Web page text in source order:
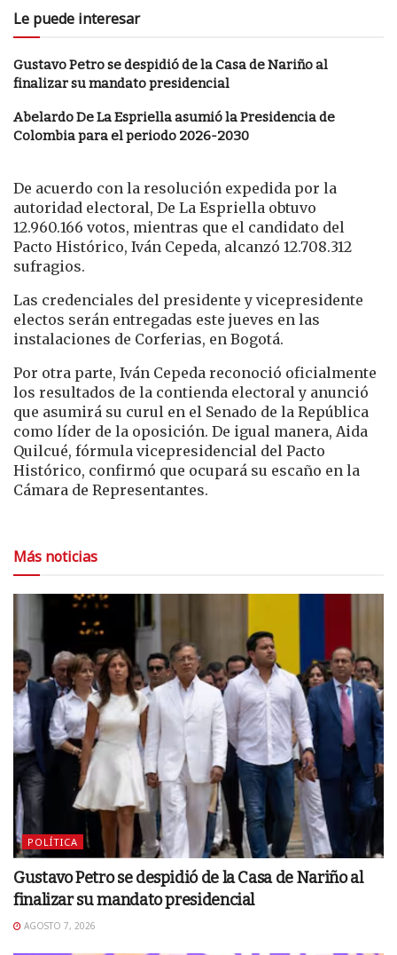
Le puede interesar
Gustavo Petro se despidió de la Casa de Nariño al
finalizar su mandato presidencial
Abelardo De La Espriella asumió la Presidencia de
Colombia para el periodo 2026-2030
De acuerdo con la resolución expedida por la
autoridad electoral, De La Espriella obtuvo
12.960.166 votos, mientras que el candidato del
Pacto Histórico, Iván Cepeda, alcanzó 12.708.312
sufragios.
Las credenciales del presidente y vicepresidente
electos serán entregadas este jueves en las
instalaciones de Corferias, en Bogotá.
Por otra parte, Iván Cepeda reconoció oficialmente
los resultados de la contienda electoral y anunció
que asumirá su curul en el Senado de la República
como líder de la oposición. De igual manera, Aida
Quilcué, fórmula vicepresidencial del Pacto
Histórico, confirmó que ocupará su escaño en la
Cámara de Representantes.
Más noticias
POLÍTICA
Gustavo Petro se despidió de la Casa de Nariño al
finalizar su mandato presidencial
AGOSTO 7, 2026